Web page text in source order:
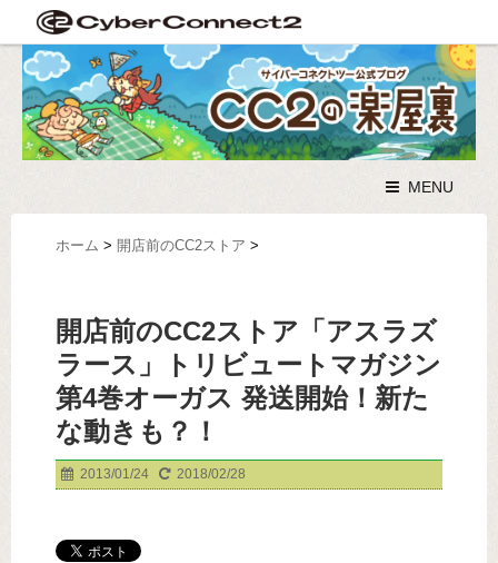
MENU
ホーム > 開店前のCC2ストア >
開店前のCC2ストア「アスラズ
ラース」トリビュートマガジン
第4巻オーガス 発送開始！新た
な動きも？！
2013/01/24 2018/02/28